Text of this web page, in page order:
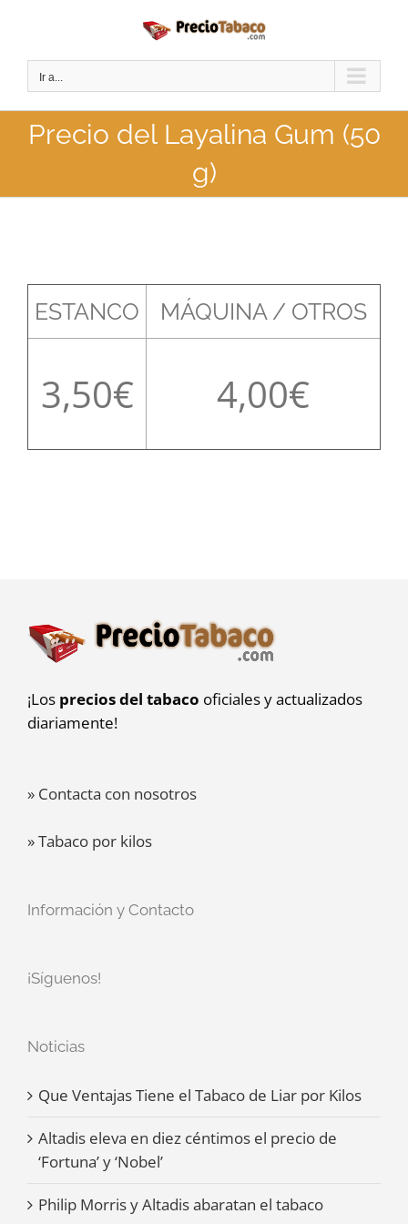
contenido
Ir a...
Precio del Layalina Gum (50
g)
ESTANCO MÁQUINA / OTROS
3,50 4,00
¡Los precios del tabaco oficiales y actualizados
diariamente!
» Contacta con nosotros
» Tabaco por kilos
Información y Contacto
¡Síguenos!
Noticias
Que Ventajas Tiene el Tabaco de Liar por Kilos
Altadis eleva en diez céntimos el precio de
‘Fortuna’ y ‘Nobel’
Philip Morris y Altadis abaratan el tabaco